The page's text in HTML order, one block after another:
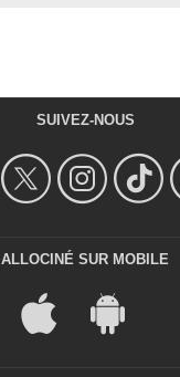
SUIVEZ-NOUS
ALLOCINÉ SUR MOBILE